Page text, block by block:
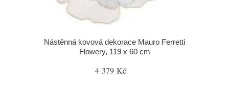
Nástěnná kovová dekorace Mauro Ferretti
Flowery, 119 x 60 cm
4 379 Kč